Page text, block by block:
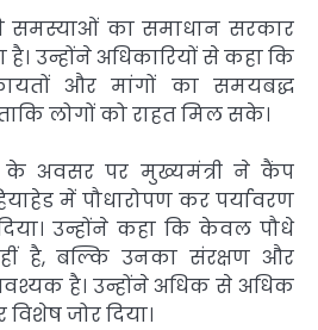
समस्याओं का समाधान सरकार
है। उन्होंने अधिकारियों से कहा कि
और मांगों का समयबद्ध
लोगों को राहत मिल सके।
के अवसर पर मुख्यमंत्री ने कैंप
में पौधारोपण कर पर्यावरण
उन्होंने कहा कि केवल पौधे
है, बल्कि उनका संरक्षण और
है। उन्होंने अधिक से अधिक
जोर दिया।